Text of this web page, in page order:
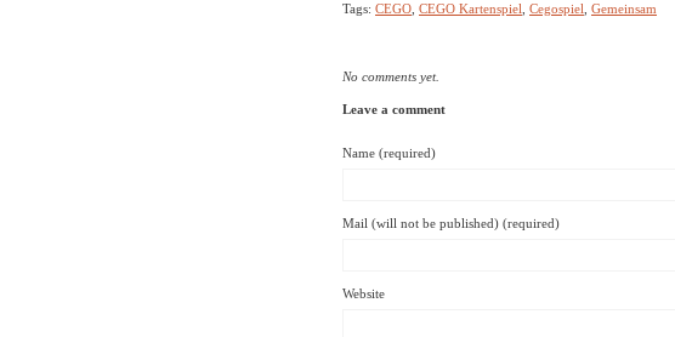
Tags: CEGO CEGO Kartenspiel Cegospiel Gemeinsam
No comments yet.
Leave a comment
Name (required)
Mail (will not be published) (required)
Website